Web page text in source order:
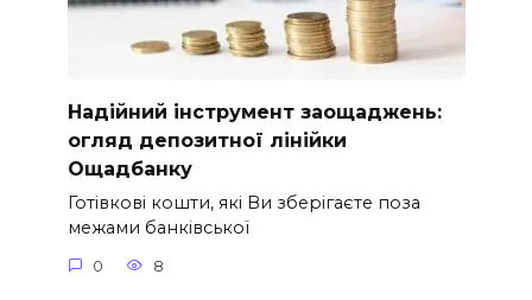
Надійний інструмент заощаджень:
огляд депозитної лінійки
Ощадбанку
Готівкові кошти, які Ви зберігаєте поза
межами банківської
0 8